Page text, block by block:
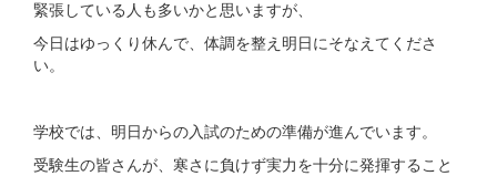
緊張している人も多いかと思いますが、
今日はゆっくり休んで、体調を整え明日にそなえてくださ
い。
学校では、明日からの入試のための準備が進んでいます。
受験生の皆さんが、寒さに負けず実力を十分に発揮すること